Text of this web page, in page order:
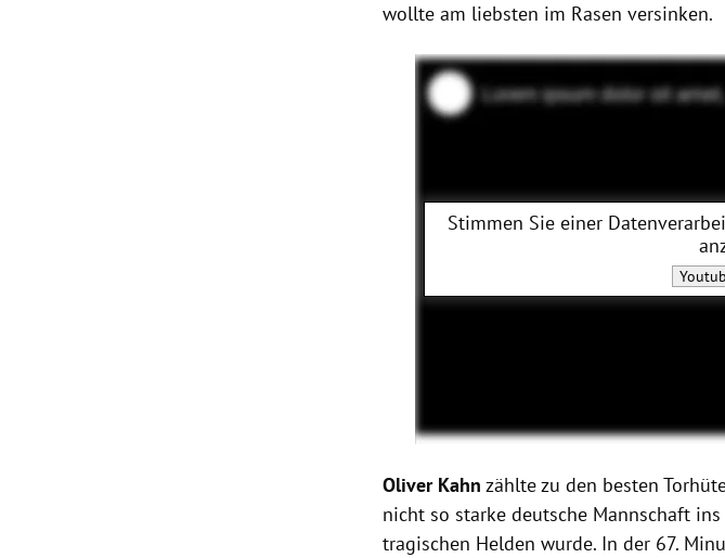
wollte am liebsten im Rasen versinken.
Stimmen Sie einer
Oliver Kahn zählte zu den besten
nicht so starke deutsche Mannschaft
tragischen Helden wurde. In der 67.